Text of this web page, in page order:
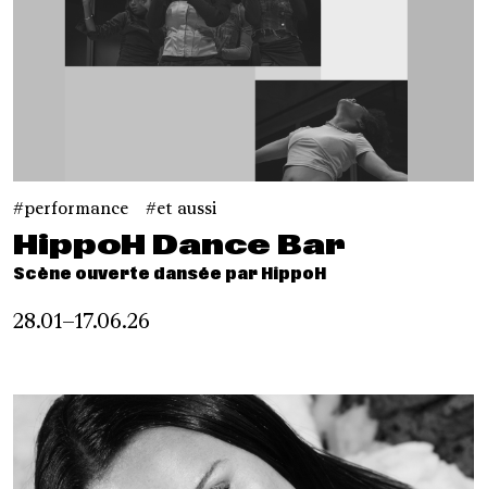
performance et aussi
HippoH Dance Bar
Scène ouverte dansée par HippoH
28.01–17.06.26